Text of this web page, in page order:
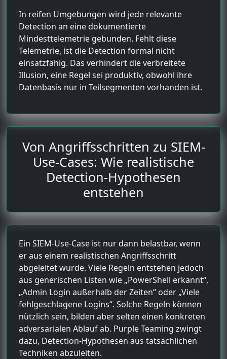
In reifen Umgebungen wird jede relevante
Detection an eine dokumentierte
Mindesttelemetrie gebunden. Fehlt diese
Telemetrie, ist die Detection formal nicht
einsatzfähig. Das verhindert die verbreitete
Illusion, eine Regel sei produktiv, obwohl ihre
Datenbasis nur in Teilsegmenten vorhanden ist.
Von Angriffsschritten zu SIEM-
Use-Cases: Wie realistische
Detection-Hypothesen
entstehen
Ein SIEM-Use-Case ist nur dann belastbar, wenn
er aus einem realistischen Angriffsschritt
abgeleitet wurde. Viele Regeln entstehen jedoch
aus generischen Listen wie „PowerShell erkannt“,
„Admin Login außerhalb der Zeiten“ oder „Viele
fehlgeschlagene Logins“. Solche Regeln können
nützlich sein, bilden aber selten einen konkreten
adversarialen Ablauf ab. Purple Teaming zwingt
dazu, Detection-Hypothesen aus tatsächlichen
Techniken abzuleiten.